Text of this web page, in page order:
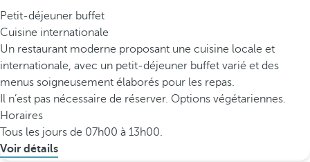
Petit-déjeuner buffet
Cuisine internationale
Un restaurant moderne proposant une cuisine locale et
internationale, avec un petit-déjeuner buffet varié et des
menus soigneusement élaborés pour les repas.
Il n’est pas nécessaire de réserver. Options végétariennes.
Horaires
Tous les jours de 07h00 à 13h00.
Voir détails